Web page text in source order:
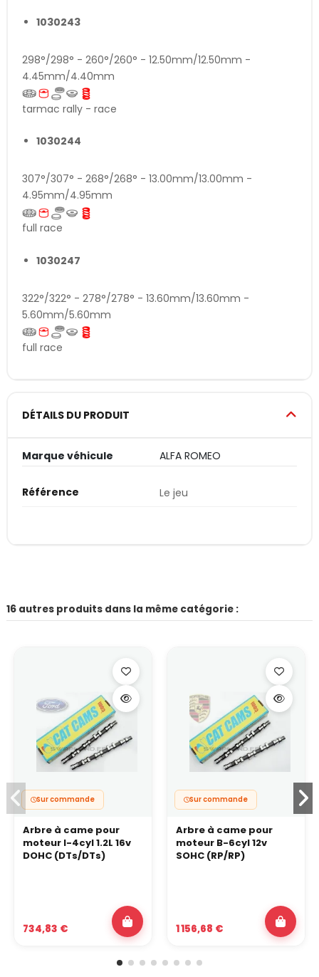
1030243
298°/298° - 260°/260° - 12.50mm/12.50mm -
4.45mm/4.40mm
tarmac rally - race
1030244
307°/307° - 268°/268° - 13.00mm/13.00mm -
4.95mm/4.95mm
full race
1030247
322°/322° - 278°/278° - 13.60mm/13.60mm -
5.60mm/5.60mm
full race
DÉTAILS DU PRODUIT
Marque véhicule ALFA ROMEO
Référence Le jeu
16 autres produits dans la même catégorie :
Sur commande
Arbre à came pour
moteur I-4cyl 1.2L 16v
DOHC (DTs/DTs)
734,83 €
Sur commande
Arbre à came pour
moteur B-6cyl 12v
SOHC (RP/RP)
1 156,68 €